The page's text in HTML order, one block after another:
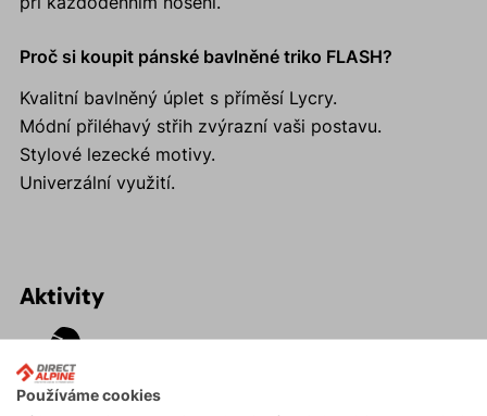
Proč si koupit pánské bavlněné triko FLASH?
Kvalitní bavlněný úplet s příměsí Lycry.
Módní přiléhavý střih zvýrazní vaši postavu.
Stylové lezecké motivy.
Univerzální využití.
Aktivity
Používáme cookies